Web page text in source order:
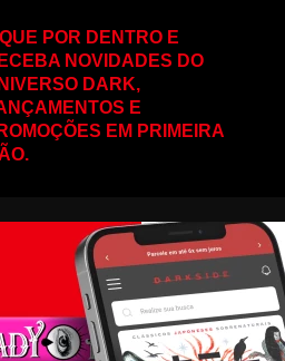
POR DENTRO E
NOVIDADES DO
DARK,
E
EM PRIMEIRA